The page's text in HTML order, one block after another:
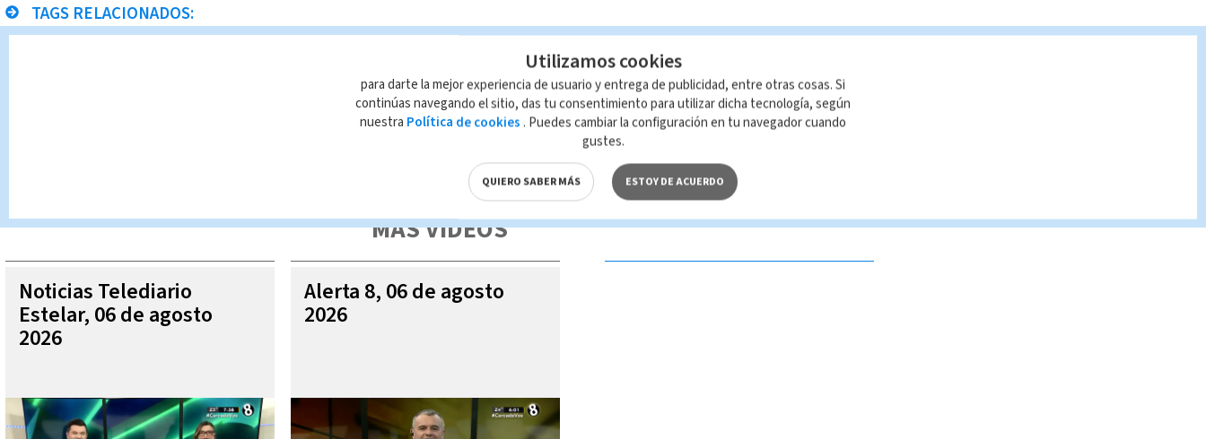
TAGS RELACIONADOS:
Queda prohibida la reproducción total o parcial del contenido de esta página, mismo que es propiedad de TELEDIARIO; su reproducción no
autorizada constituye una infracción y un delito de conformidad con las leyes aplicables.
MÁS VIDEOS
Noticias Telediario
Estelar, 06 de agosto
2026
Alerta 8, 06 de agosto
2026
Utilizamos cookies
para darte la mejor experiencia de usuario y entrega de publicidad, entre otras cosas. Si
continúas navegando el sitio, das tu consentimiento para utilizar dicha tecnología, según
nuestra Política de cookies . Puedes cambiar la configuración en tu navegador cuando
gustes.
QUIERO SABER MÁS ESTOY DE ACUERDO